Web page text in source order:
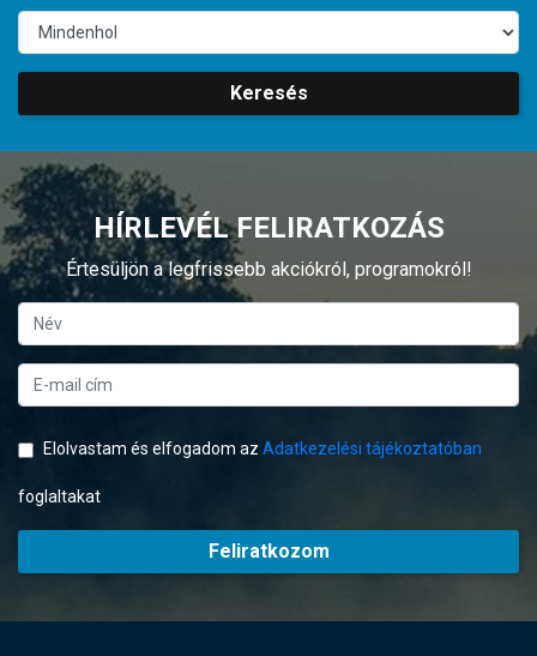
Keresés
HÍRLEVÉL FELIRATKOZÁS
Értesüljön a legfrissebb akciókról, programokról!
Elolvastam és elfogadom az Adatkezelési tájékoztatóban
foglaltakat
Feliratkozom